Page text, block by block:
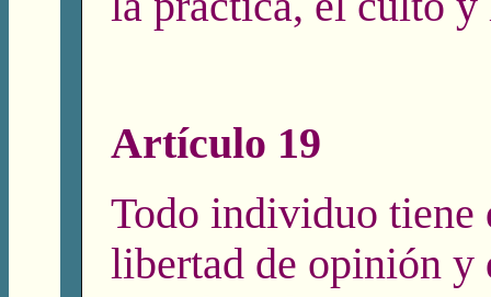
Artículo 19
Todo individuo tiene
libertad de opinión y